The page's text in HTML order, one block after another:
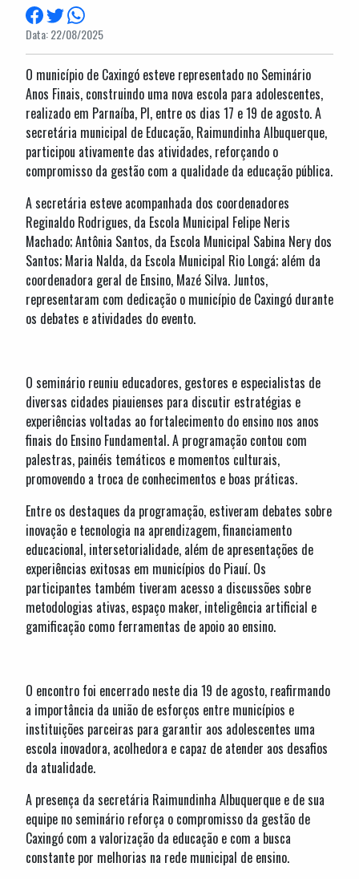
Data: 22/08/2025
O município de Caxingó esteve representado no Seminário
Anos Finais, construindo uma nova escola para adolescentes,
realizado em Parnaíba, PI, entre os dias 17 e 19 de agosto. A
secretária municipal de Educação, Raimundinha Albuquerque,
participou ativamente das atividades, reforçando o
compromisso da gestão com a qualidade da educação pública.
A secretária esteve acompanhada dos coordenadores
Reginaldo Rodrigues, da Escola Municipal Felipe Neris
Machado; Antônia Santos, da Escola Municipal Sabina Nery dos
Santos; Maria Nalda, da Escola Municipal Rio Longá; além da
coordenadora geral de Ensino, Mazé Silva. Juntos,
representaram com dedicação o município de Caxingó durante
os debates e atividades do evento.
O seminário reuniu educadores, gestores e especialistas de
diversas cidades piauienses para discutir estratégias e
experiências voltadas ao fortalecimento do ensino nos anos
finais do Ensino Fundamental. A programação contou com
palestras, painéis temáticos e momentos culturais,
promovendo a troca de conhecimentos e boas práticas.
Entre os destaques da programação, estiveram debates sobre
inovação e tecnologia na aprendizagem, financiamento
educacional, intersetorialidade, além de apresentações de
experiências exitosas em municípios do Piauí. Os
participantes também tiveram acesso a discussões sobre
metodologias ativas, espaço maker, inteligência artificial e
gamificação como ferramentas de apoio ao ensino.
O encontro foi encerrado neste dia 19 de agosto, reafirmando
a importância da união de esforços entre municípios e
instituições parceiras para garantir aos adolescentes uma
escola inovadora, acolhedora e capaz de atender aos desafios
da atualidade.
A presença da secretária Raimundinha Albuquerque e de sua
equipe no seminário reforça o compromisso da gestão de
Caxingó com a valorização da educação e com a busca
constante por melhorias na rede municipal de ensino.